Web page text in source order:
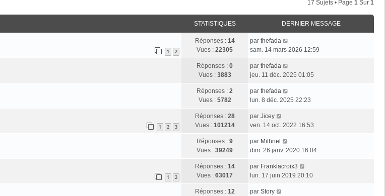
17 Sujets • Page 1 Sur 1
STATISTIQUES DERNIER MESSAGE
1 2
Réponses : 14
Vues : 22305
par thefada
sam. 14 mars 2026 12:59
Réponses : 0
Vues : 3883
par thefada
jeu. 11 déc. 2025 01:05
Réponses : 2
Vues : 5782
par thefada
lun. 8 déc. 2025 22:23
1 2 3
Réponses : 28
Vues : 101214
par Jicey
ven. 14 oct. 2022 16:53
Réponses : 9
Vues : 39249
par Mithriel
dim. 26 janv. 2020 16:04
1 2
Réponses : 14
Vues : 63017
par Franklacroix3
lun. 17 juin 2019 20:10
Réponses : 12
par Story